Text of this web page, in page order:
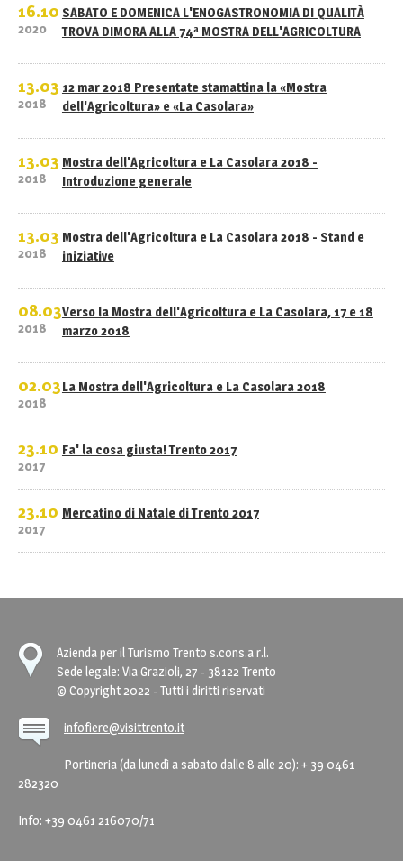
16.10
2020
SABATO E DOMENICA L'ENOGASTRONOMIA DI QUALITÀ
TROVA DIMORA ALLA 74ª MOSTRA DELL'AGRICOLTURA
13.03
2018
12 mar 2018 Presentate stamattina la «Mostra
dell'Agricoltura» e «La Casolara»
13.03
2018
Mostra dell'Agricoltura e La Casolara 2018 -
Introduzione generale
13.03
2018
Mostra dell'Agricoltura e La Casolara 2018 - Stand e
iniziative
08.03
2018
Verso la Mostra dell'Agricoltura e La Casolara, 17 e 18
marzo 2018
02.03
2018
La Mostra dell'Agricoltura e La Casolara 2018
23.10
2017
Fa' la cosa giusta! Trento 2017
23.10
2017
Mercatino di Natale di Trento 2017
Azienda per il Turismo Trento s.cons.a r.l.
Sede legale: Via Grazioli, 27 - 38122 Trento
© Copyright 2022 - Tutti i diritti riservati
infofiere@visittrento.it
Portineria (da lunedì a sabato dalle 8 alle 20): + 39 0461
282320
Info: +39 0461 216070/71